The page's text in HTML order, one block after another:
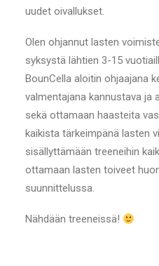
uudet oivallukset.
Olen ohjannut lasten
syksystä lähtien 3-15
BounCella aloitin ohjaajana
valmentajana kannustava ja
sekä ottamaan haasteita
kaikista tärkeimpänä lasten
sisällyttämään treeneihin
ottamaan lasten toiveet
suunnittelussa.
Nähdään treeneissä!